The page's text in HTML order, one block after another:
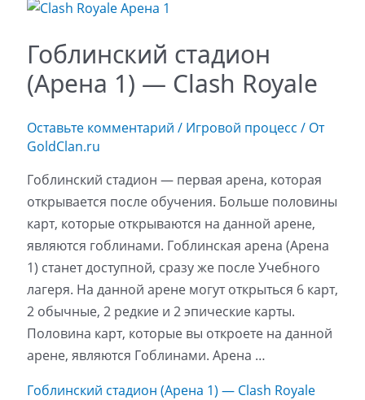
Гоблинский стадион
(Арена 1) — Clash Royale
Оставьте комментарий / Игровой процесс / От
GoldClan.ru
Гоблинский стадион — первая арена, которая
открывается после обучения. Больше половины
карт, которые открываются на данной арене,
являются гоблинами. Гоблинская арена (Арена
1) станет доступной, сразу же после Учебного
лагеря. На данной арене могут открыться 6 карт,
2 обычные, 2 редкие и 2 эпические карты.
Половина карт, которые вы откроете на данной
арене, являются Гоблинами. Арена …
Гоблинский стадион (Арена 1) — Clash Royale